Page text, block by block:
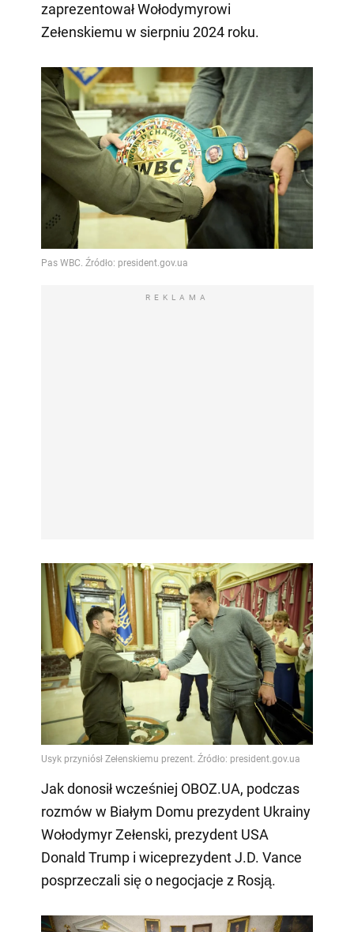
zaprezentował Wołodymyrowi
Zełenskiemu w sierpniu 2024 roku.
REKLAMA
Jak donosił wcześniej OBOZ.UA, podczas
rozmów w Białym Domu prezydent Ukrainy
Wołodymyr Zełenski, prezydent USA
Donald Trump i wiceprezydent J.D. Vance
posprzeczali się o negocjacje z Rosją.